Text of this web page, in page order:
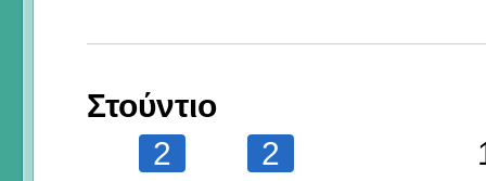
Στούντιο
2
2